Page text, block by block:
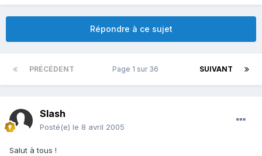
Répondre à ce sujet
PRÉCÉDENT SUIVANT
Page 1 sur 36
Slash
Posté(e) le 8 avril 2005
Salut à tous !